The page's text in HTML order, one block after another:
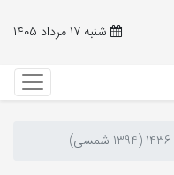
شنبه ۱۷ مرداد ۱۴۰۵